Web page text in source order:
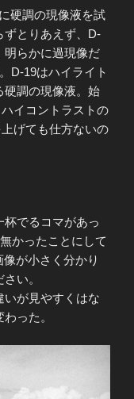
硬調の現像液を試
ずとりあえず、D-
明らかに過現像だ
D-19はハイライト
硬調の現像液。始
イコントラストの
げても仕方ないの
でるコマがあっ
かったことにして
が小さく分かり
い。
いが見やすくはな
った。